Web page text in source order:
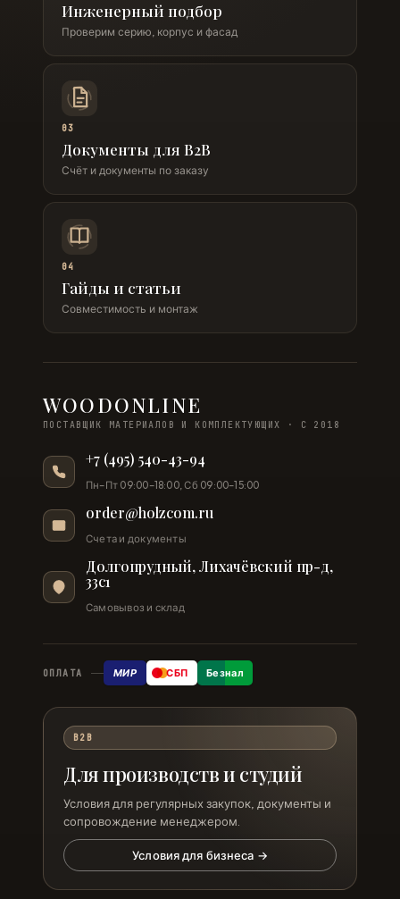
Инженерный подбор
Проверим серию, корпус и фасад
03
Документы для B2B
Счёт и документы по заказу
04
Гайды и статьи
Совместимость и монтаж
WOODONLINE
ПОСТАВЩИК МАТЕРИАЛОВ И КОМПЛЕКТУЮЩИХ · С 2018
+7 (495) 540-43-94
Пн–Пт 09:00–18:00, Сб 09:00–15:00
order@holzcom.ru
Счета и документы
Долгопрудный, Лихачёвский пр-д,
33с1
Самовывоз и склад
ОПЛАТА МИР СБП Безнал
B2B
Для производств и студий
Условия для регулярных закупок, документы и
сопровождение менеджером.
Условия для бизнеса →